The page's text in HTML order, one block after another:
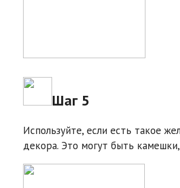
Шаг 5
Используйте, если есть такое
декора. Это могут быть